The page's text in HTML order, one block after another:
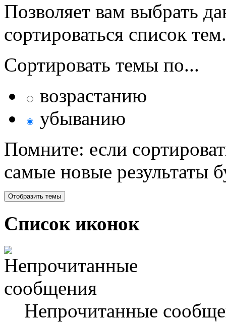
Позволяет вам выбрать
сортироваться список тем.
Сортировать темы по...
возрастанию
убыванию
Помните: если
самые новые результаты
Список иконок
Непрочитанные